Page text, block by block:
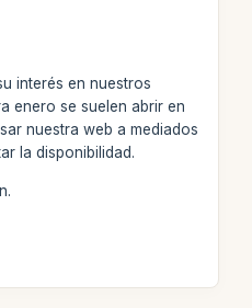
interés en nuestros
enero se suelen abrir en
nuestra web a mediados
la disponibilidad.